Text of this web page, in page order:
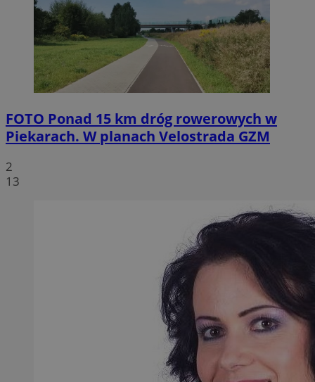
FOTO Ponad 15 km dróg rowerowych w
Piekarach. W planach Velostrada GZM
2
13